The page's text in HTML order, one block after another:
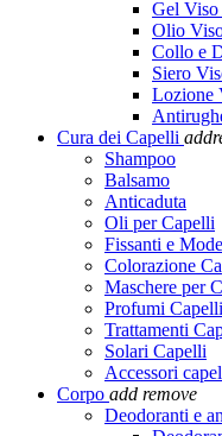
Gel
Olio
Collo e
Siero
Lozione
Cura dei Capelli add
Shampoo
Balsamo
Anticaduta
Oli per Capelli
Fissanti e
Colorazione
Maschere per
Profumi Capelli
Trattamenti
Solari Capelli
Accessori
Corpo add remove
Deodoranti e